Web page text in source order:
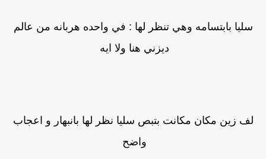
سليا بابتسامه وهي تنظر لها : في واحده هربانه من عالم
ديزني هنا ولا ايه
لف زين مكان مكانت بتبص سليا نظر لها بانبهار و اعجاب
واضح